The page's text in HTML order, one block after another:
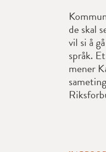
de skal
vil si å
språk.
mener